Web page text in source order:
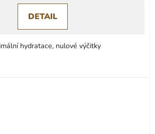
DETAIL
hydratace, nulové výčitky